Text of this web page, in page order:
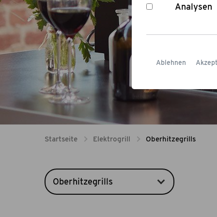
Startseite Elektrogrill Oberhitzegrills
Oberhitzegrills
Analysen
Ablehnen